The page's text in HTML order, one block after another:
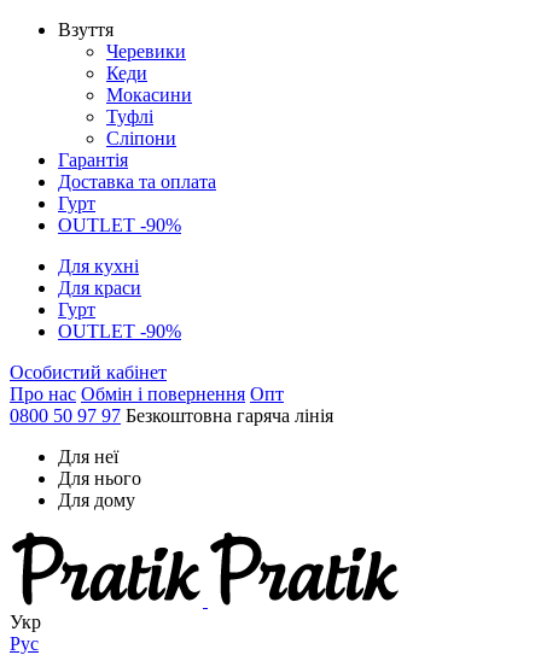
Взуття
Черевики
Кеди
Мокасини
Туфлі
Сліпони
Гарантія
Доставка та оплата
Гурт
OUTLET -90%
Для кухні
Для краси
Гурт
OUTLET -90%
Особистий кабінет
Про нас Обмін і повернення Опт
0800 50 97 97 Безкоштовна гаряча лінія
Для неї
Для нього
Для дому
Укр
Рус